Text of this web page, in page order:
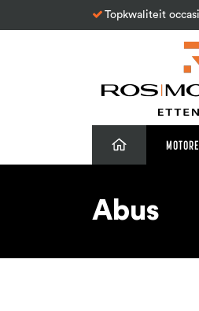
Topkwaliteit
Abus